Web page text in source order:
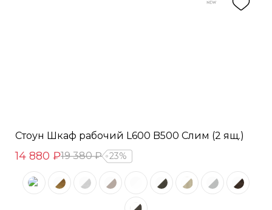
Стоун Шкаф рабочий L600 B500 Слим (2 ящ.)
14 880 ₽19 380 ₽ 23%